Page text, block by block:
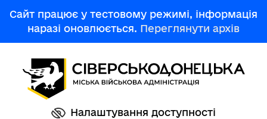
Сайт працює у тестовому режимі, інформація
наразі оновлюється. Переглянути архів
Налаштування доступності